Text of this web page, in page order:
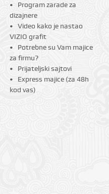
Program zarade za
dizajnere
Video kako je nastao
VIZIO grafit
Potrebne su Vam majice
za firmu?
Prijateljski sajtovi
Express majice (za 48h
kod vas)